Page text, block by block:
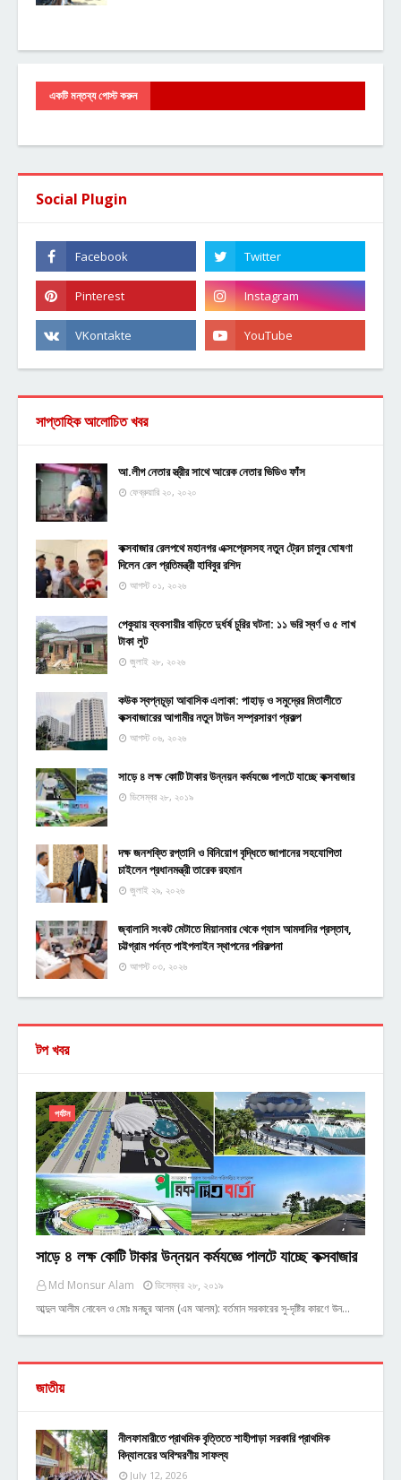
একটি মন্তব্য পোস্ট করুন
Social Plugin
সাপ্তাহিক আলোচিত খবর
আ.লীগ নেতার স্ত্রীর সাথে আরেক নেতার ভিডিও ফাঁস
ফেব্রুয়ারি ২০, ২০২০
কক্সবাজার রেলপথে মহানগর এক্সপ্রেসসহ নতুন ট্রেন চালুর ঘোষণা
দিলেন রেল প্রতিমন্ত্রী হাবিবুর রশিদ
আগস্ট ০১, ২০২৬
পেকুয়ায় ব্যবসায়ীর বাড়িতে দুর্ধর্ষ চুরির ঘটনা: ১১ ভরি স্বর্ণ ও ৫ লাখ
টাকা লুট
জুলাই ২৮, ২০২৬
কউক স্বপ্নচূড়া আবাসিক এলাকা: পাহাড় ও সমুদ্রের মিতালীতে
কক্সবাজারের আগামীর নতুন টাউন সম্প্রসারণ প্রকল্প
আগস্ট ০৬, ২০২৬
সাড়ে ৪ লক্ষ কোটি টাকার উন্নয়ন কর্মযজ্ঞে পালটে যাচ্ছে কক্সবাজার
ডিসেম্বর ২৮, ২০১৯
দক্ষ জনশক্তি রপ্তানি ও বিনিয়োগ বৃদ্ধিতে জাপানের সহযোগিতা
চাইলেন প্রধানমন্ত্রী তারেক রহমান
জুলাই ২৯, ২০২৬
জ্বালানি সংকট মেটাতে মিয়ানমার থেকে গ্যাস আমদানির প্রস্তাব,
চট্টগ্রাম পর্যন্ত পাইপলাইন স্থাপনের পরিকল্পনা
আগস্ট ০৩, ২০২৬
টপ খবর
পর্যটন
সাড়ে ৪ লক্ষ কোটি টাকার উন্নয়ন কর্মযজ্ঞে পালটে যাচ্ছে কক্সবাজার
Md Monsur Alam
ডিসেম্বর ২৮, ২০১৯
আব্দুল আলীম নোবেল ও মোঃ মনছুর আলম (এম আলম): বর্তমান সরকারের সু-দৃষ্টির কারণে উন…
জাতীয়
নীলফামারীতে প্রাথমিক বৃত্তিতে শাহীপাড়া সরকারি প্রাথমিক
বিদ্যালয়ের অবিস্মরণীয় সাফল্য
July 12, 2026